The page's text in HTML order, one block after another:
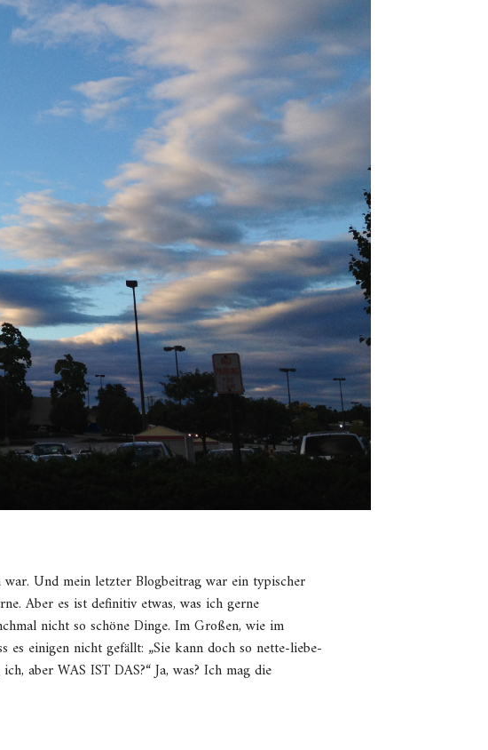
war. Und mein letzter Blogbeitrag war ein typischer
Aber es ist definitiv etwas, was ich gerne
nicht so schöne Dinge. Im Großen, wie im
es einigen nicht gefällt: „Sie kann doch so nette-liebe-
aber WAS IST DAS?“ Ja, was? Ich mag die